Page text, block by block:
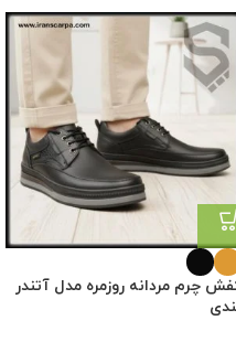
چرم مردانه روزمره مدل آتندر